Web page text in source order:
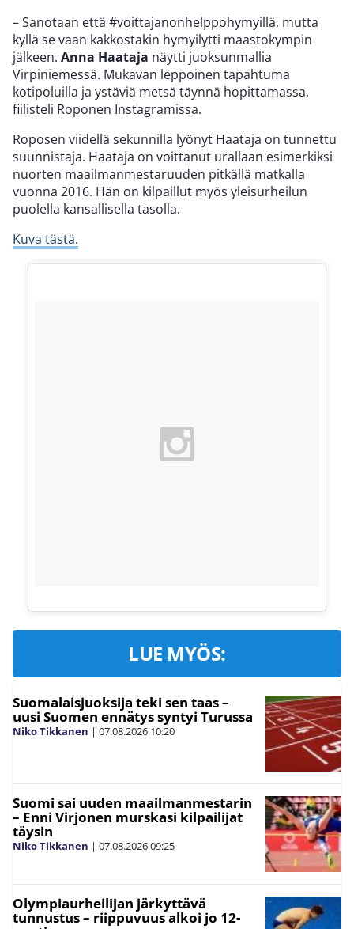
– Sanotaan että #voittajanonhelppohymyillä, mutta
kyllä se vaan kakkostakin hymyilytti maastokympin
jälkeen. Anna Haataja näytti juoksunmallia
Virpiniemessä. Mukavan leppoinen tapahtuma
kotipoluilla ja ystäviä metsä täynnä hopittamassa,
fiilisteli Roponen Instagramissa.
Roposen viidellä sekunnilla lyönyt Haataja on tunnettu
suunnistaja. Haataja on voittanut urallaan esimerkiksi
nuorten maailmanmestaruuden pitkällä matkalla
vuonna 2016. Hän on kilpaillut myös yleisurheilun
puolella kansallisella tasolla.
Kuva tästä.
LUE MYÖS:
Suomalaisjuoksija teki sen taas –
uusi Suomen ennätys syntyi Turussa
Niko Tikkanen | 07.08.2026 10:20
Suomi sai uuden maailmanmestarin
– Enni Virjonen murskasi kilpailijat
täysin
Niko Tikkanen | 07.08.202609:25
Olympiaurheilijan järkyttävä
tunnustus – riippuvuus alkoi jo 12-